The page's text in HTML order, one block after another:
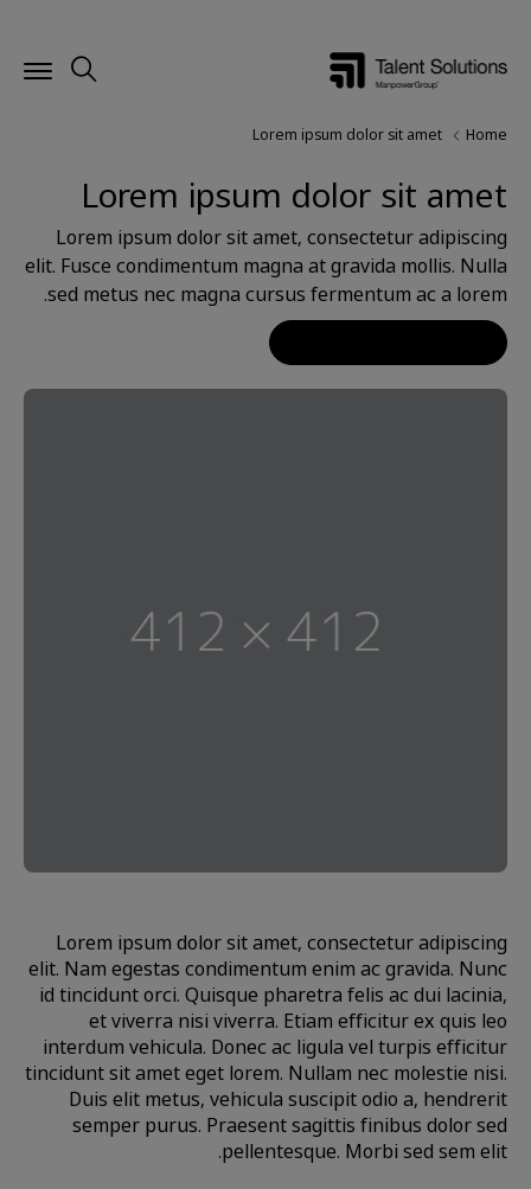
Home
Lorem ipsum dolor sit amet
Lorem ipsum dolor sit amet
Lorem ipsum dolor sit amet, consectetur adipiscing
elit. Fusce condimentum magna at gravida mollis. Nulla
sed metus nec magna cursus fermentum ac a lorem.
Lorem ipsum dolor sit amet, consectetur adipiscing
elit. Nam egestas condimentum enim ac gravida. Nunc
id tincidunt orci. Quisque pharetra felis ac dui lacinia,
et viverra nisi viverra. Etiam efficitur ex quis leo
interdum vehicula. Donec ac ligula vel turpis efficitur
tincidunt sit amet eget lorem. Nullam nec molestie nisi.
Duis elit metus, vehicula suscipit odio a, hendrerit
semper purus. Praesent sagittis finibus dolor sed
pellentesque. Morbi sed sem elit.